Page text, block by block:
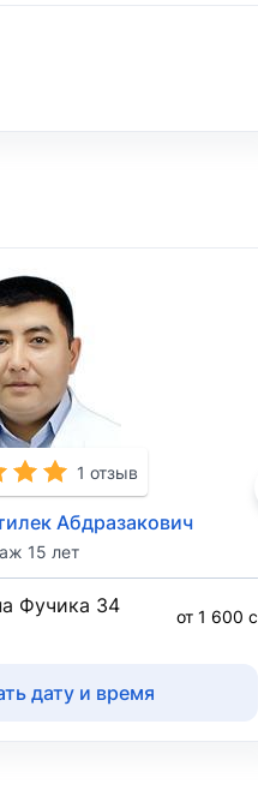
1 отзыв
Абдразакович
15 лет
Фучика 34 от 1 600 с
дату и время